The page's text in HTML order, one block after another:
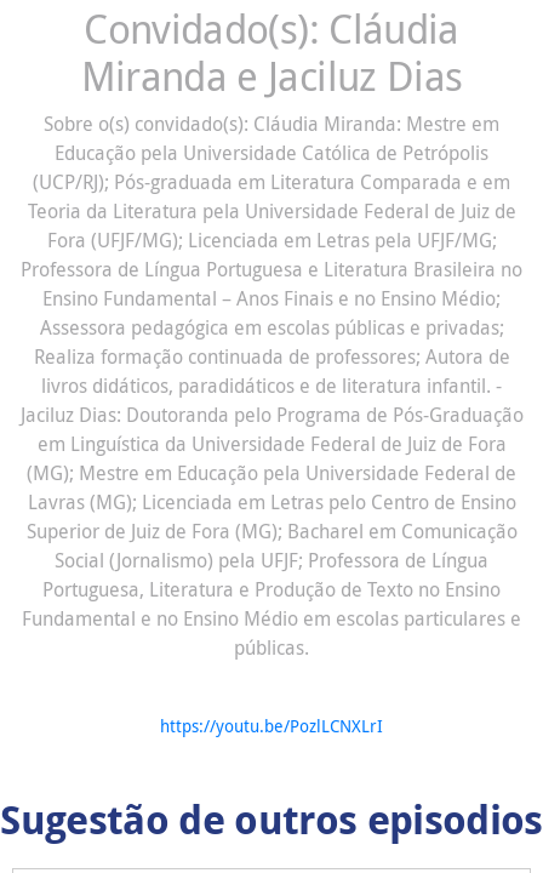
Convidado(s): Cláudia
Miranda e Jaciluz Dias
Sobre o(s) convidado(s): Cláudia Miranda: Mestre em
Educação pela Universidade Católica de Petrópolis
(UCP/RJ); Pós-graduada em Literatura Comparada e em
Teoria da Literatura pela Universidade Federal de Juiz de
Fora (UFJF/MG); Licenciada em Letras pela UFJF/MG;
Professora de Língua Portuguesa e Literatura Brasileira no
Ensino Fundamental – Anos Finais e no Ensino Médio;
Assessora pedagógica em escolas públicas e privadas;
Realiza formação continuada de professores; Autora de
livros didáticos, paradidáticos e de literatura infantil. -
Jaciluz Dias: Doutoranda pelo Programa de Pós-Graduação
em Linguística da Universidade Federal de Juiz de Fora
(MG); Mestre em Educação pela Universidade Federal de
Lavras (MG); Licenciada em Letras pelo Centro de Ensino
Superior de Juiz de Fora (MG); Bacharel em Comunicação
Social (Jornalismo) pela UFJF; Professora de Língua
Portuguesa, Literatura e Produção de Texto no Ensino
Fundamental e no Ensino Médio em escolas particulares e
públicas.
https://youtu.be/PozlLCNXLrI
Sugestão de outros episodios